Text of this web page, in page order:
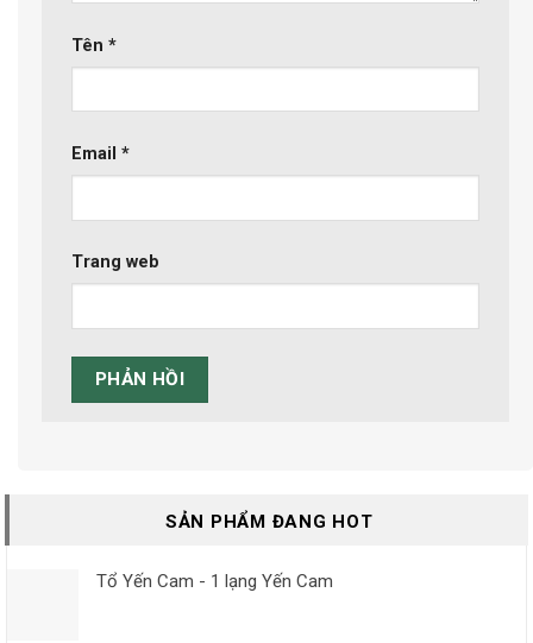
Tên *
Email *
Trang web
SẢN PHẨM ĐANG HOT
Tổ Yến Cam - 1 lạng Yến Cam